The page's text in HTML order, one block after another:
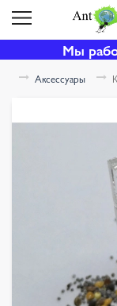
Мы
Аксессуары